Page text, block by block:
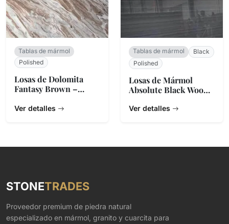
Tablas de mármol
Polished
Losas de Dolomita
Fantasy Brown –
India
Ver detalles
Tablas de mármol
Black
Polished
Losas de Mármol
Absolute Black Wood
Ver detalles
STONETRADES
Proveedor premium de piedra natural
especializado en mármol, granito y cuarcita para